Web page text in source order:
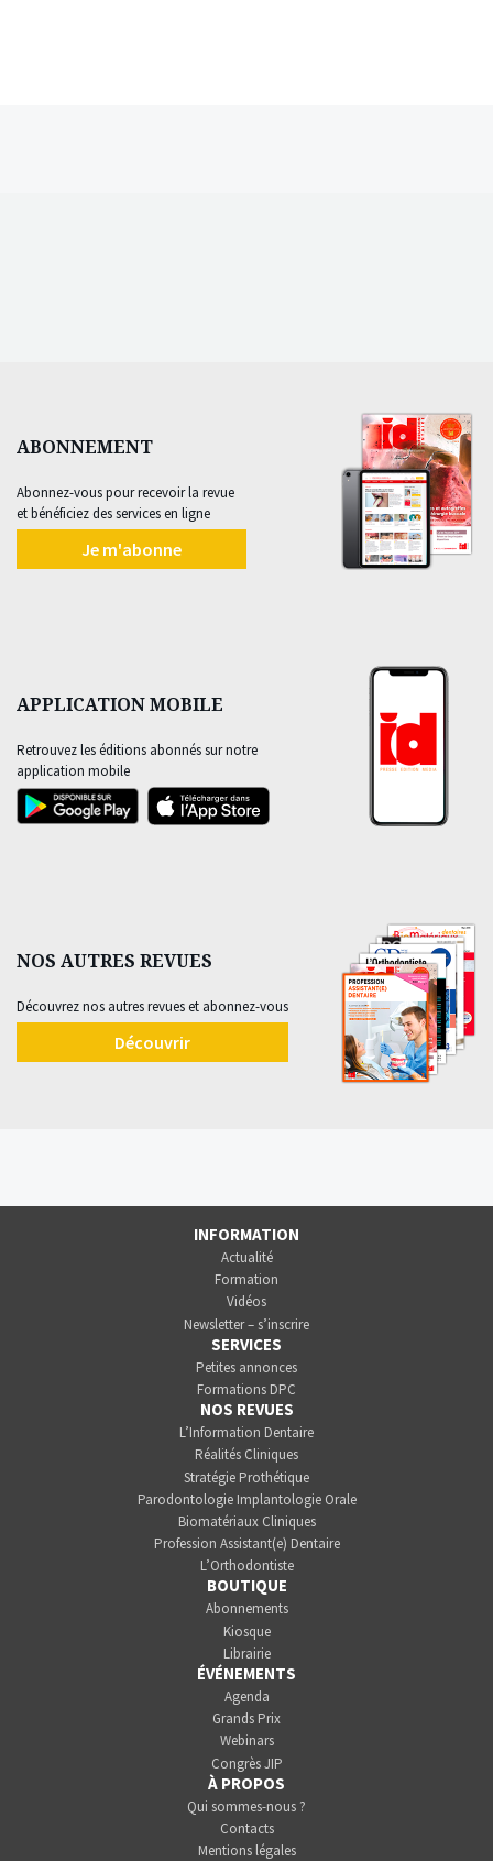
ABONNEMENT
Abonnez-vous pour recevoir la revue
et bénéficiez des services en ligne
Je m'abonne
APPLICATION MOBILE
Retrouvez les éditions abonnés sur notre
application mobile
NOS AUTRES REVUES
Découvrez nos autres revues et abonnez-vous
Découvrir
INFORMATION
Actualité
Formation
Vidéos
Newsletter – s’inscrire
SERVICES
Petites annonces
Formations DPC
NOS REVUES
L’Information Dentaire
Réalités Cliniques
Stratégie Prothétique
Parodontologie Implantologie Orale
Biomatériaux Cliniques
Profession Assistant(e) Dentaire
L’Orthodontiste
BOUTIQUE
Abonnements
Kiosque
Librairie
ÉVÉNEMENTS
Agenda
Grands Prix
Webinars
Congrès JIP
À PROPOS
Qui sommes-nous ?
Contacts
Mentions légales